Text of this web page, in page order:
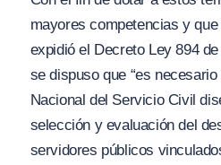
mayores competencias y
expidió el Decreto Ley 894
se dispuso que “es necesario
Nacional del Servicio Civil
selección y evaluación del
servidores públicos